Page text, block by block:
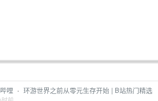
哩 · 环游世界之前从零元生存开始 | B站热门精选